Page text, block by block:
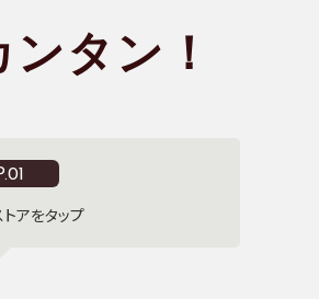
ンタン！
アをタップ